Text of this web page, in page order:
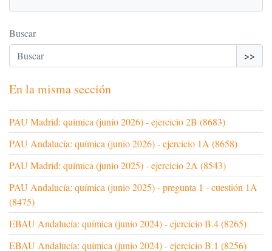
Buscar
>>
En la misma sección
PAU Madrid: química (junio 2026) - ejercicio 2B (8683)
PAU Andalucía: química (junio 2026) - ejercicio 1A (8658)
PAU Madrid: química (junio 2025) - ejercicio 2A (8543)
PAU Andalucía: química (junio 2025) - pregunta 1 - cuestión 1A
(8475)
EBAU Andalucía: química (junio 2024) - ejercicio B.4 (8265)
EBAU Andalucía: química (junio 2024) - ejercicio B.1 (8256)